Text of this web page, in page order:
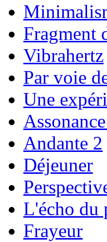
Fragment
Vibrahertz
Par voie
Une
Andante 2
Déjeuner
L'écho du
Frayeur